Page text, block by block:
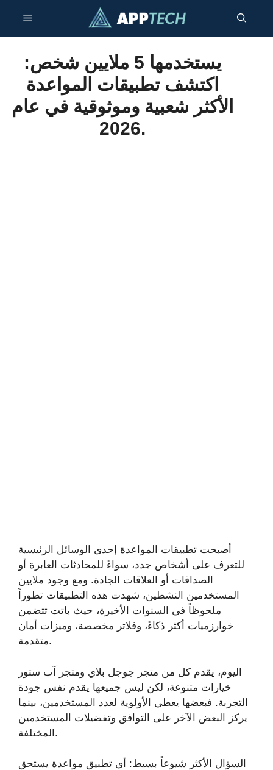
المحتوى
قائمة
يستخدمها 5 ملايين شخص:
اكتشف تطبيقات المواعدة
الأكثر شعبية وموثوقية في عام
2026.
أصبحت تطبيقات المواعدة إحدى الوسائل الرئيسية
للتعرف على أشخاص جدد، سواءً للمحادثات العابرة أو
الصداقات أو العلاقات الجادة. ومع وجود ملايين
المستخدمين النشطين، شهدت هذه التطبيقات تطوراً
ملحوظاً في السنوات الأخيرة، حيث باتت تتضمن
خوارزميات أكثر ذكاءً، وفلاتر مخصصة، وميزات أمان
متقدمة.
اليوم، يقدم كل من متجر جوجل بلاي ومتجر آب ستور
خيارات متنوعة، لكن ليس جميعها يقدم نفس جودة
التجربة. فبعضها يعطي الأولوية لعدد المستخدمين، بينما
يركز البعض الآخر على التوافق وتفضيلات المستخدمين
المختلفة.
السؤال الأكثر شيوعاً بسيط: أي تطبيق مواعدة يستحق